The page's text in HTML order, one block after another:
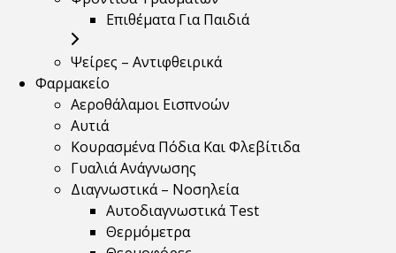
Επιθέματα Για Παιδιά
Ψείρες – Αντιφθειρικά
Φαρμακείο
Αεροθάλαμοι Εισπνοών
Αυτιά
Κουρασμένα Πόδια Και Φλεβίτιδα
Γυαλιά Ανάγνωσης
Διαγνωστικά – Νοσηλεία
Αυτοδιαγνωστικά Test
Θερμόμετρα